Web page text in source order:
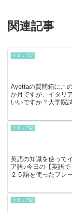
関連記事
イタリア語
Ayettaの質問箱にこ
か月ですが、イタリ
いいですか？大学院
イタリア語
英語の知識を使って
ア語♪今日の【英語
２５語を使ったフレ
イタリア語